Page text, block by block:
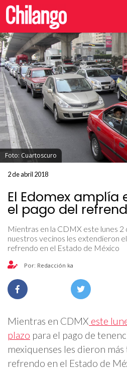
Foto: Cuartoscuro
2 de abril 2018
El Edomex amplía
el pago del
Mientras en la CDMX este lunes 2
nuestros vecinos les extendieron
refrendo en el Estado de México
Por: Redacción ka
Mientras en CDMX este
plazo para el pago de
mexiquenses les dieron
refrendo en el Estado de